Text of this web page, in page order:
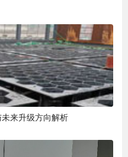
来升级方向解析